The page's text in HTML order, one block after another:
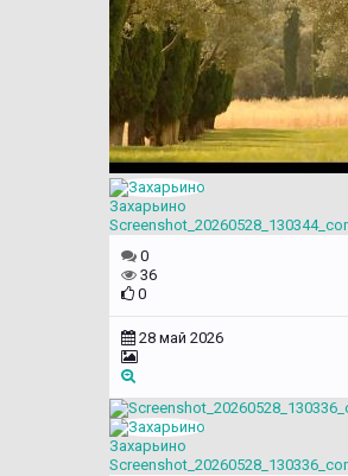
Захарьино
0
36
0
28 май 2026
Захарьино